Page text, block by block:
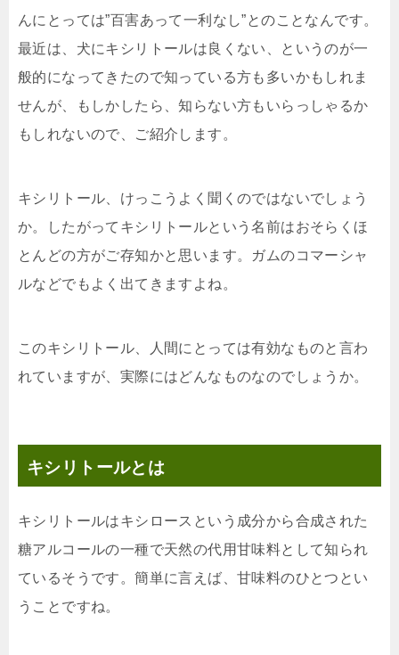
んにとっては”百害あって一利なし”とのことなんです。
最近は、犬にキシリトールは良くない、というのが一
般的になってきたので知っている方も多いかもしれま
せんが、もしかしたら、知らない方もいらっしゃるか
もしれないので、ご紹介します。
キシリトール、けっこうよく聞くのではないでしょう
か。したがってキシリトールという名前はおそらくほ
とんどの方がご存知かと思います。ガムのコマーシャ
ルなどでもよく出てきますよね。
このキシリトール、人間にとっては有効なものと言わ
れていますが、実際にはどんなものなのでしょうか。
キシリトールとは
キシリトールはキシロースという成分から合成された
糖アルコールの一種で天然の代用甘味料として知られ
ているそうです。簡単に言えば、甘味料のひとつとい
うことですね。